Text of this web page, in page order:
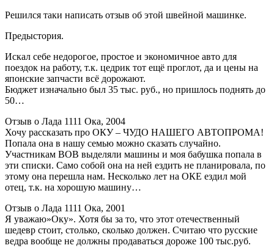
Решился таки написать отзыв об этой швейной машинке.
Предыстория.
Искал себе недорогое, простое и экономичное авто для
поездок на работу, т.к. цедрик тот ещё проглот, да и цены на
японские запчасти всё дорожают.
Бюджет изначально был 35 тыс. руб., но пришлось поднять до
50…
Отзыв о Лада 1111 Ока, 2004
Хочу рассказать про ОКУ – ЧУДО НАШЕГО АВТОПРОМА!
Попала она в нашу семью можно сказать случайно.
Участникам ВОВ выделяли машины и моя бабушка попала в
эти списки. Само собой она на ней ездить не планировала, по
этому она перешла нам. Несколько лет на ОКЕ ездил мой
отец, т.к. на хорошую машину…
Отзыв о Лада 1111 Ока, 2001
Я уважаю»Оку». Хотя бы за то, что этот отечественный
шедевр стоит, столько, сколько должен. Считаю что русские
ведра вообще не должны продаваться дороже 100 тыс.руб.